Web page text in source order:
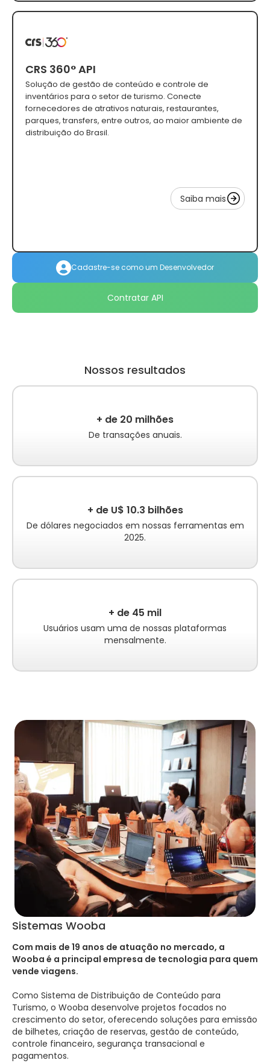
CRS 360° API
Solução de gestão de conteúdo e controle de
inventários para o setor de turismo. Conecte
fornecedores de atrativos naturais, restaurantes,
parques, transfers, entre outros, ao maior ambiente de
distribuição do Brasil.
Saiba mais
Cadastre-se como um Desenvolvedor
Contratar API
Nossos resultados
+ de 20 milhões
De transações anuais.
+ de U$ 10.3 bilhões
De dólares negociados em nossas ferramentas em
2025.
+ de 45 mil
Usuários usam uma de nossas plataformas
mensalmente.
Sistemas Wooba
Com mais de 19 anos de atuação no mercado, a
Wooba é a principal empresa de tecnologia para quem
vende viagens.
Como Sistema de Distribuição de Conteúdo para
Turismo, o Wooba desenvolve projetos focados no
crescimento do setor, oferecendo soluções para emissão
de bilhetes, criação de reservas, gestão de conteúdo,
controle financeiro, segurança transacional e
pagamentos.